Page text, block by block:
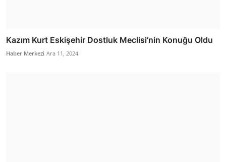
Kazım Kurt Eskişehir Dostluk Meclisi’nin Konuğu Oldu
Haber Merkezi Ara 11, 2024